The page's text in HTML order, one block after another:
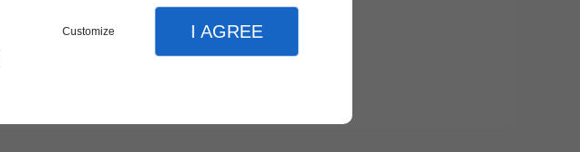
Customize I AGREE